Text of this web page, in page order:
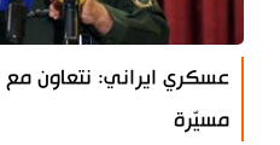
عسكري ايراني: نتعاون مع
مسيّرة